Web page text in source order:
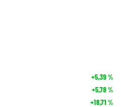
+5,39%
+5,78%
+18,71 %